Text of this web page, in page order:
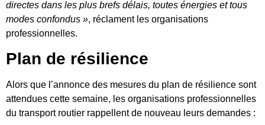
directes dans les plus brefs délais, toutes énergies et tous
modes confondus », réclament les organisations
professionnelles.
Plan de résilience
Alors que l’annonce des mesures du plan de résilience sont
attendues cette semaine, les organisations professionnelles
du transport routier rappellent de nouveau leurs demandes :